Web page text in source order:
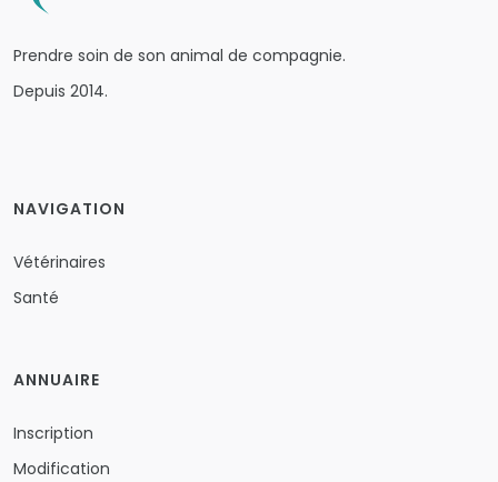
Prendre soin de son animal de compagnie.
Depuis 2014.
NAVIGATION
Vétérinaires
Santé
ANNUAIRE
Inscription
Modification